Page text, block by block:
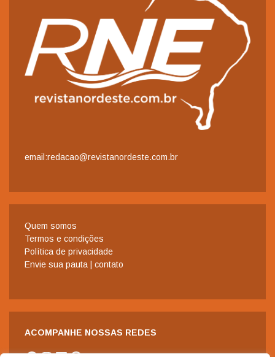
email:redacao@revistanordeste.com.br
Quem somos
Termos e condições
Política de privacidade
Envie sua pauta | contato
ACOMPANHE NOSSAS REDES